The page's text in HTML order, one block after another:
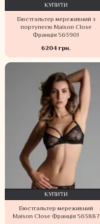
Бюстгальтер мереживний з
портупеєю Maison Close
Франція 563901
6204 грн.
КУПИТИ
Бюстгальтер мереживний
Maison Close Франція 563887
КУПИТИ